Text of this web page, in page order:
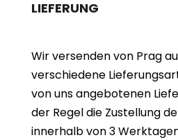
LIEFERUNG
Wir versenden von Prag
verschiedene
von uns angebotenen
der Regel die Zustellung
innerhalb von 3